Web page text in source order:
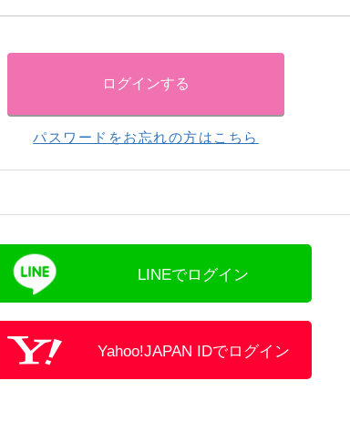
パスワードをお忘れの方はこちら
LINEでログイン
Yahoo!JAPAN IDでログイン